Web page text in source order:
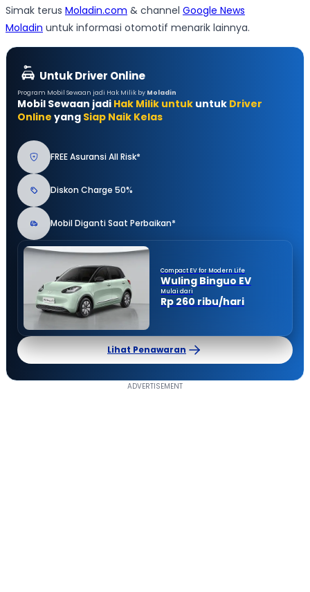
Simak terus Moladin.com & channel Google News
Moladin untuk informasi otomotif menarik lainnya.
Untuk Driver Online
Program Mobil Sewaan jadi Hak Milik by Moladin
Mobil Sewaan jadi Hak Milik untuk untuk Driver
Online yang Siap Naik Kelas
FREE Asuransi All Risk*
Diskon Charge 50%
Mobil Diganti Saat Perbaikan*
Compact EV for Modern Life
Wuling Binguo EV
Mulai dari
Rp 260 ribu/hari
Lihat Penawaran